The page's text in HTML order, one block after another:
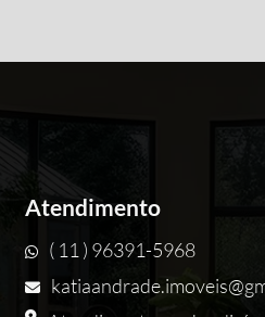
Atendimento
( 11 ) 96391-5968